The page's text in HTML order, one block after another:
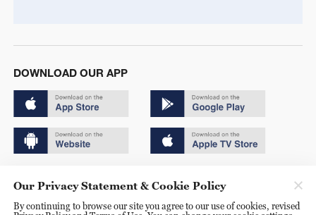
DOWNLOAD OUR APP
京ICP备20000184号
Our Privacy Statement & Cookie Policy
By continuing to browse our site you agree to our use of cookies, revised